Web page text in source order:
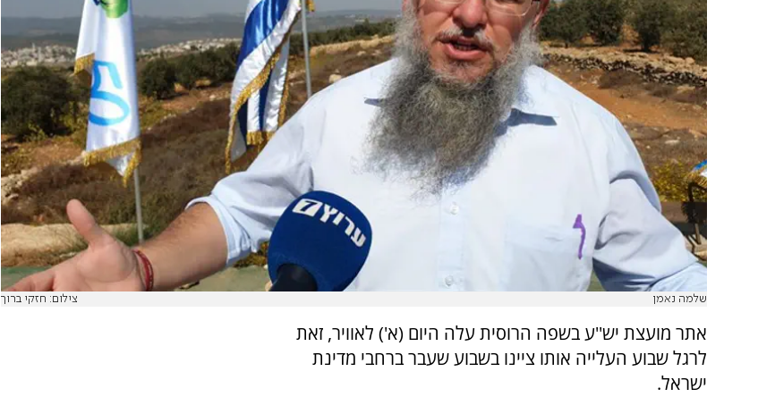
שלמה נאמן צילום: חזקי ברוך
אתר מועצת יש''ע בשפה הרוסית עלה היום (א') לאוויר, זאת
לרגל שבוע העלייה אותו ציינו בשבוע שעבר ברחבי מדינת
ישראל.